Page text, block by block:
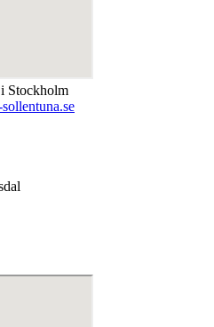
Stockholm